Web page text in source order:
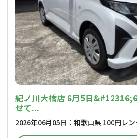
紀ノ川大橋店 6月5日
せて...
2026年06月05日：和歌山県 100円レ